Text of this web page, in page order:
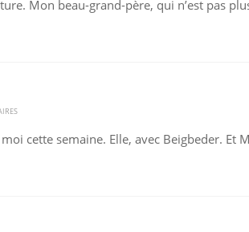
N'ESTMon beau-grand-père, qui n’est pas
COME-
cette semaine. Elle, avec Beigbeder. Et